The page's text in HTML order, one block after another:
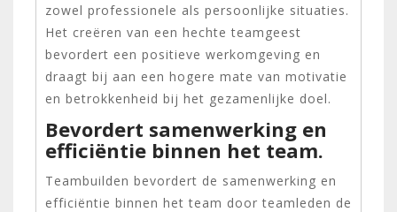
zowel professionele als persoonlijke situaties.
Het creëren van een hechte teamgeest
bevordert een positieve werkomgeving en
draagt bij aan een hogere mate van motivatie
en betrokkenheid bij het gezamenlijke doel.
Bevordert samenwerking en
efficiëntie binnen het team.
Teambuilden bevordert de samenwerking en
efficiëntie binnen het team door teamleden de